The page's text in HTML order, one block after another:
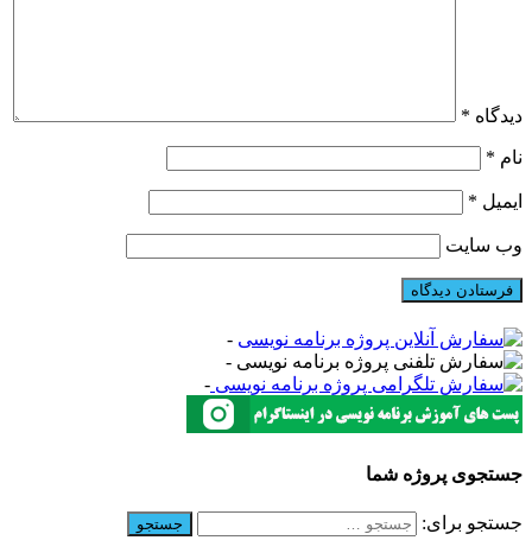
دیدگاه *
نام *
ایمیل *
وب‌ سایت
-
-
-
جستجوی پروژه شما
جستجو برای: